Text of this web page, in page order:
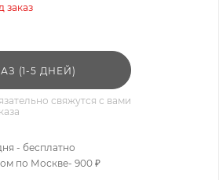
заказ
(1-5 ДНЕЙ)
свяжутся с вами
- бесплатно
по Москве- 900 ₽